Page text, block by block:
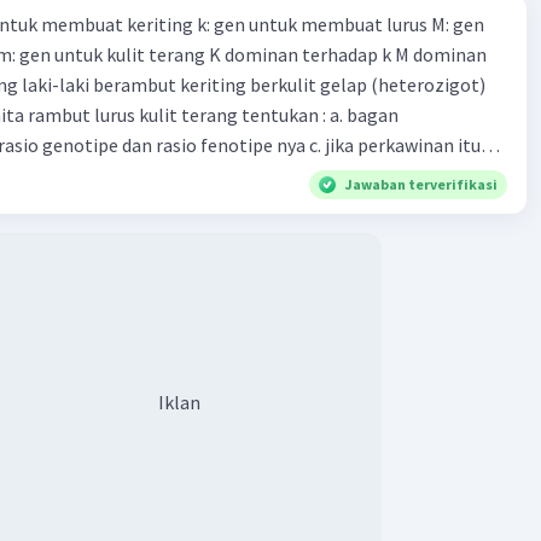
S
2024 03:06
KAKK
digunakan untuk mendapatkan gambaran awal objek
membuat keriting k: gen untuk membuat lurus M: gen
gen untuk kulit terang K dominan terhadap k M dominan
laki-laki berambut keriting berkulit gelap (heterozigot)
rambut lurus kulit terang tentukan : a. bagan
genotipe dan rasio fenotipe nya c. jika perkawinan itu
tentukan fenotipe keturunannya dengan prosentase
Jawaban terverifikasi
Iklan